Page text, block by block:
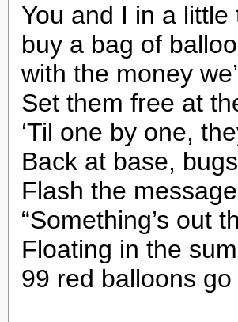
You and I in a little
buy a bag of
with the money
Set them free at
‘Til one by one,
Back at base,
Flash the
“Something’s out
Floating in the
99 red balloons go